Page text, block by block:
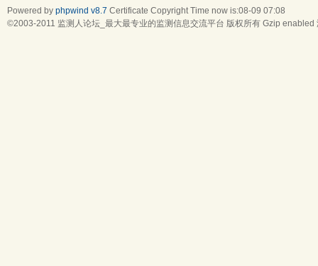
Powered by phpwind v8.7 Certificate Copyright Time now is:08-09 07:08
©2003-2011 监测人论坛_最大最专业的监测信息交流平台 版权所有 Gzip enabled